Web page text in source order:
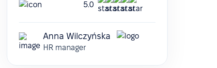
5.0
Anna Wilczyńska
HR manager